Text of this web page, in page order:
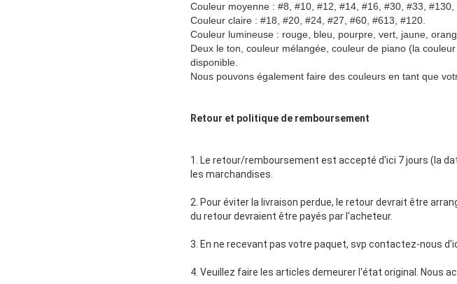
Couleur moyenne : #8, #10, #12, #14, #16, #30, #33,
Couleur claire : #18, #20, #24, #27, #60, #613, #120.
Couleur lumineuse : rouge, bleu, pourpre, vert, jaune,
Deux le ton, couleur mélangée, couleur de piano (la
disponible.
Nous pouvons également faire des couleurs en tant que
Retour et politique de remboursement
1. Le retour/remboursement est accepté d'ici 7 jours (la
les marchandises.
2. Pour éviter la livraison perdue, le retour devrait être
du retour devraient être payés par l'acheteur.
3. En ne recevant pas votre paquet, svp contactez-nous
4. Veuillez faire les articles demeurer l'état original. Nous